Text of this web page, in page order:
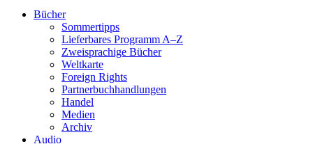
Bücher
Sommertipps
Lieferbares Programm A–Z
Zweisprachige Bücher
Weltkarte
Foreign Rights
Partnerbuchhandlungen
Handel
Medien
Archiv
Audio